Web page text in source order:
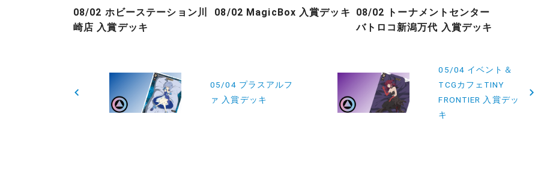
08/02 ホビーステーション川
崎店 入賞デッキ
08/02 MagicBox 入賞デッキ
08/02 トーナメントセンター
バトロコ新潟万代 入賞デッキ
稿
05/04 プラスアルフ
ァ 入賞デッキ
05/04 イベント＆
TCGカフェTINY
FRONTIER 入賞デッ
キ